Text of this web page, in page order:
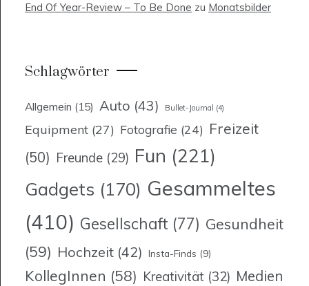
End Of Year-Review – To Be Done zu Monatsbilder
Schlagwörter
Allgemein (15) Auto (43) Bullet-Journal (4)
Equipment (27) Fotografie (24) Freizeit
(50) Freunde (29) Fun (221)
Gadgets (170) Gesammeltes
(410) Gesellschaft (77) Gesundheit
(59) Hochzeit (42) Insta-Finds (9)
KollegInnen (58) Kreativität (32) Medien